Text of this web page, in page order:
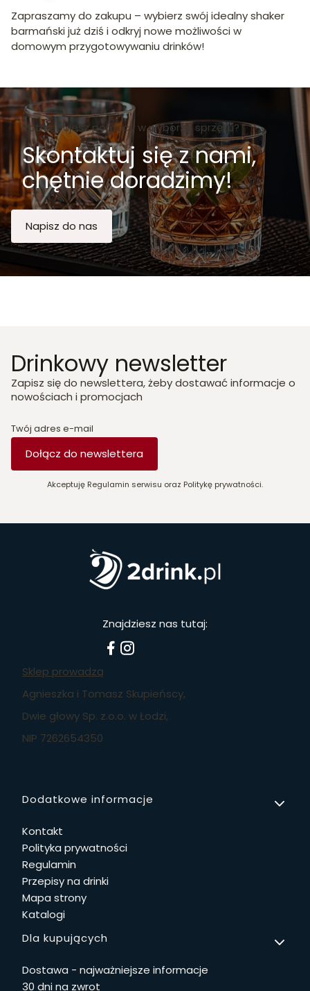
Zapraszamy do zakupu – wybierz swój idealny shaker
barmański już dziś i odkryj nowe możliwości w
domowym przygotowywaniu drinków!
Potrzebujesz pomocy w wyborze sprzętu?
Skontaktuj się z nami,
chętnie doradzimy!
Napisz do nas
Drinkowy newsletter
Zapisz się do newslettera, żeby dostawać informacje o
nowościach i promocjach
Twój adres e-mail
Dołącz do newslettera
Akceptuję Regulamin serwisu oraz Politykę prywatności.
Znajdziesz nas tutaj:
Sklep prowadzą
Agnieszka i Tomasz Skupieńscy,
Dwie głowy Sp. z.o.o. w Łodzi,
NIP 7262654350
Linki w stopce
Dodatkowe informacje
Kontakt
Polityka prywatności
Regulamin
Przepisy na drinki
Mapa strony
Katalogi
Dla kupujących
Dostawa - najważniejsze informacje
30 dni na zwrot